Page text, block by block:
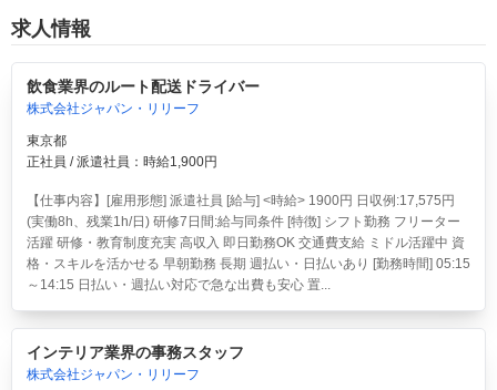
求人情報
飲食業界のルート配送ドライバー
株式会社ジャパン・リリーフ
東京都
正社員 / 派遣社員：時給1,900円
【仕事内容】[雇用形態] 派遣社員 [給与] <時給> 1900円 日収例:17,575円
(実働8h、残業1h/日) 研修7日間:給与同条件 [特徴] シフト勤務 フリーター
活躍 研修・教育制度充実 高収入 即日勤務OK 交通費支給 ミドル活躍中 資
格・スキルを活かせる 早朝勤務 長期 週払い・日払いあり [勤務時間] 05:15
～14:15 日払い・週払い対応で急な出費も安心 置...
インテリア業界の事務スタッフ
株式会社ジャパン・リリーフ